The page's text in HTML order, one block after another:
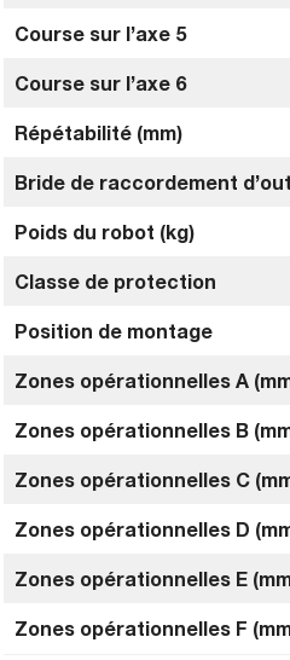
Course sur l’axe 5
Course sur l’axe 6
Répétabilité (mm)
Bride de raccordement
Poids du robot (kg)
Classe de protection
Position de montage
Zones opérationnelles A
Zones opérationnelles B
Zones opérationnelles C
Zones opérationnelles D
Zones opérationnelles E
Zones opérationnelles F